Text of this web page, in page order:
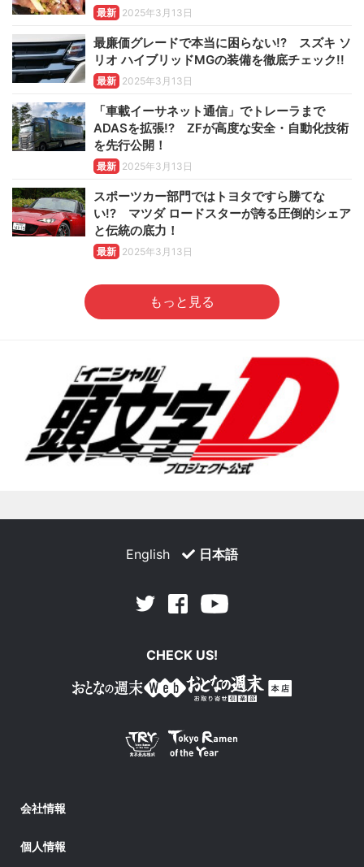
最新 2025年3月13日
最廉価グレードで本当に困らない!? スズキ ソ
リオ ハイブリッドMGの装備を徹底チェック!!
最新 2025年3月13日
「車載イーサネット通信」でトレーラまで
ADASを拡張!? ZFが高度な安全・自動化技術
を先行公開！
最新 2025年3月13日
スポーツカー部門ではトヨタですら勝てな
い!? マツダ ロードスターが誇る圧倒的シェア
と伝統の底力！
最新 2025年3月13日
もっと見る
English 日本語
Twitter Facebook
CHECK US!
会社情報
個人情報